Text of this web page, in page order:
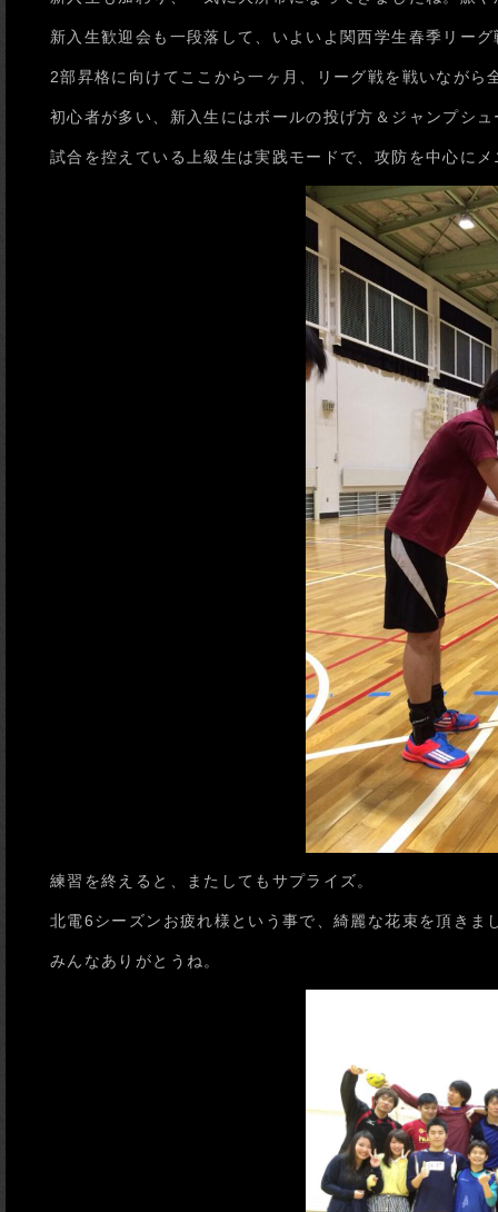
新入生歓迎会も一段落して、いよいよ関西学生春季リー
2部昇格に向けてここから一ヶ月、リーグ戦を戦いながら
初心者が多い、新入生にはボールの投げ方＆ジャンプシ
試合を控えている上級生は実践モードで、攻防を中心に
練習を終えると、またしてもサプライズ。
北電6シーズンお疲れ様という事で、綺麗な花束を頂きま
みんなありがとうね。